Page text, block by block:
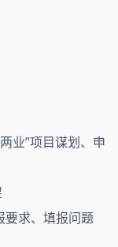
业”项目谋划、申
要求、填报问题